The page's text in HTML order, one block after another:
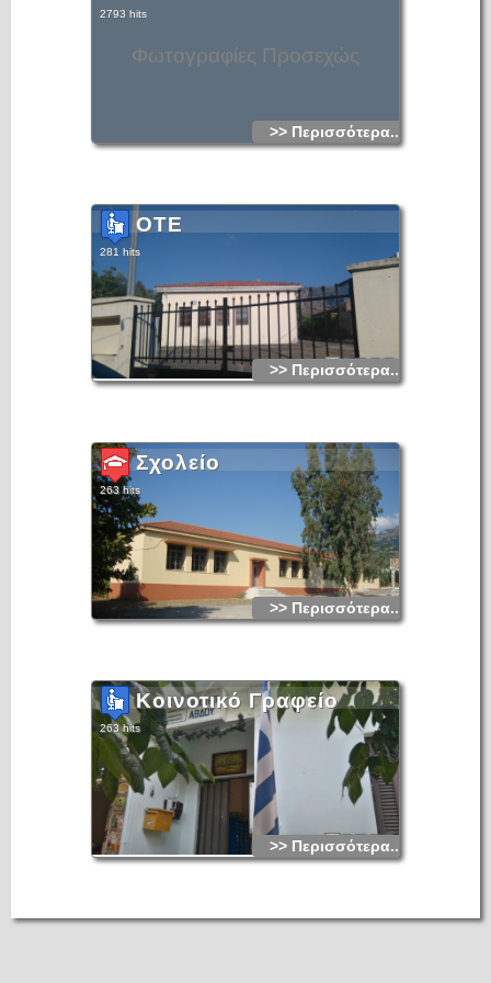
Φωτογραφίες Προσεχώς
2793 hits
>> Περισσότερα...
OTE
281 hits
>> Περισσότερα...
Σχολείο
263 hits
>> Περισσότερα...
Κοινοτικό Γραφείο
263 hits
>> Περισσότερα...